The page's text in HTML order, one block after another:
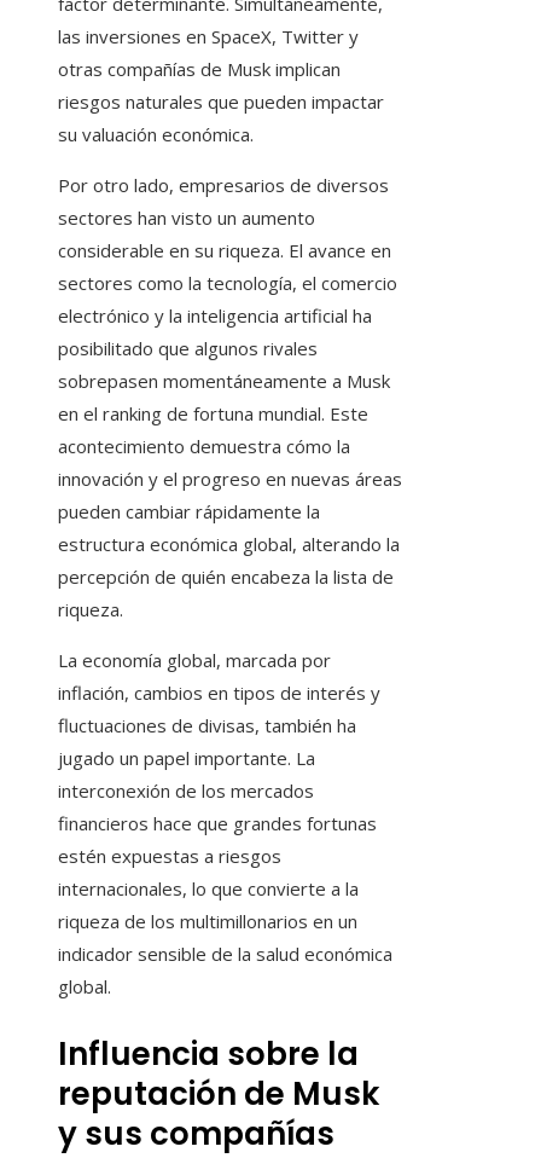
las inversiones en SpaceX, Twitter y
otras compañías de Musk implican
riesgos naturales que pueden impactar
su valuación económica.
Por otro lado, empresarios de diversos
sectores han visto un aumento
considerable en su riqueza. El avance en
sectores como la tecnología, el comercio
electrónico y la inteligencia artificial ha
posibilitado que algunos rivales
sobrepasen momentáneamente a Musk
en el ranking de fortuna mundial. Este
acontecimiento demuestra cómo la
innovación y el progreso en nuevas áreas
pueden cambiar rápidamente la
estructura económica global, alterando la
percepción de quién encabeza la lista de
riqueza.
La economía global, marcada por
inflación, cambios en tipos de interés y
fluctuaciones de divisas, también ha
jugado un papel importante. La
interconexión de los mercados
financieros hace que grandes fortunas
estén expuestas a riesgos
internacionales, lo que convierte a la
riqueza de los multimillonarios en un
indicador sensible de la salud económica
global.
Influencia sobre la
reputación de Musk
y sus compañías